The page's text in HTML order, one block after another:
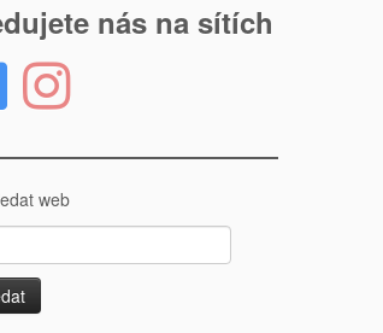
nás na sítích
web